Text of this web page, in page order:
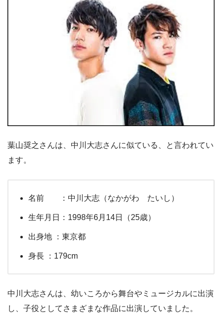
葉山奨之さんは、中川大志さんに似ている、と言われてい
ます。
名前 ：中川大志（なかがわ たいし）
生年月日：1998年6月14日（25歳）
出身地 ：東京都
身長 ：179cm
中川大志さんは、幼いころから舞台やミュージカルに出演
し、子役としてさまざまな作品に出演していました。